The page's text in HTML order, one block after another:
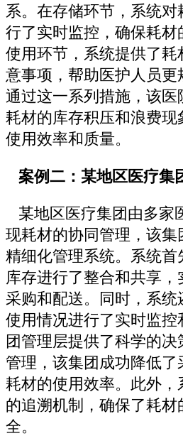
系。在存储环节，系统
行了实时监控，确保耗材
使用环节，系统提供了耗
意事项，帮助医护人员更
通过这一系列措施，该医
耗材的库存积压和浪费现
使用效率和质量。
案例二：某地区医疗集
某地区医疗集团由多家
现耗材的协同管理，该
精细化管理系统。系统
库存进行了整合和共享
采购和配送。同时，系
使用情况进行了实时监控
团管理层提供了科学的决
管理，该集团成功降低了
耗材的使用效率。此外
的追溯机制，确保了耗
全。